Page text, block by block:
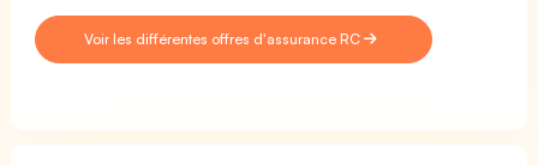
Voir les différentes offres d'assurance RC